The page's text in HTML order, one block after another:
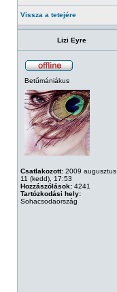
Vissza a tetejére
Lizi Eyre
Betűmániákus
Csatlakozott: 2009 augusztus
11 (kedd), 17:53
Hozzászólások: 4241
Tartózkodási hely:
Sohacsodaország